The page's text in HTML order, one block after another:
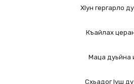
ХIун гергарло
Къайлах
Маца дуьйна
Схьадог Iуш